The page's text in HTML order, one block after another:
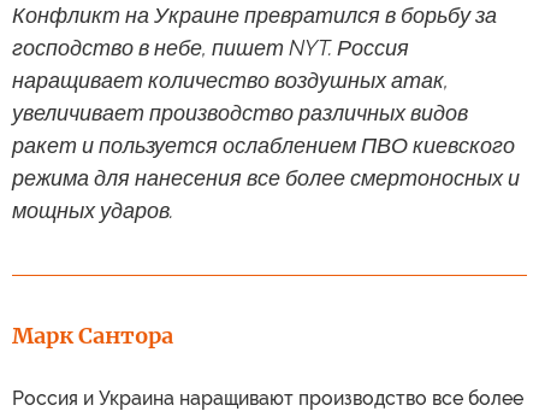
Конфликт на Украине превратился в борьбу за
господство в небе, пишет NYT. Россия
наращивает количество воздушных атак,
увеличивает производство различных видов
ракет и пользуется ослаблением ПВО киевского
режима для нанесения все более смертоносных и
мощных ударов.
Марк Сантора
Россия и Украина наращивают производство все более